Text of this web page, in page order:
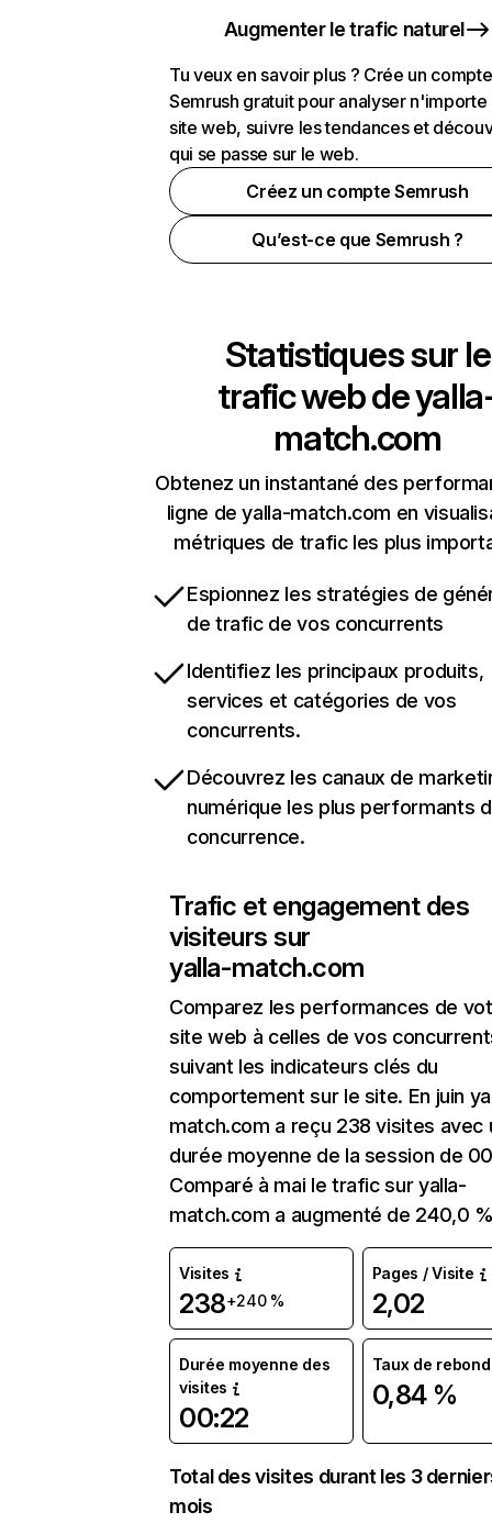
Augmenter le trafic naturel
Tu veux en savoir plus ? Crée un compte
Semrush gratuit pour analyser n'importe
site web, suivre les tendances et
qui se passe sur le web.
Créez un compte Semrush
Qu’est-ce que Semrush ?
Statistiques sur le
trafic web de
match.com
Obtenez un instantané des
ligne de yalla-match.com en
métriques de trafic les plus
Espionnez les stratégies de
de trafic de vos concurrents
Identifiez les principaux produits,
services et catégories de vos
concurrents.
Découvrez les canaux de
numérique les plus performants
concurrence.
Trafic et engagement des
visiteurs sur
yalla-match.com
Comparez les performances de
site web à celles de vos
suivant les indicateurs clés du
comportement sur le site. En juin
match.com a reçu 238 visites avec
durée moyenne de la session de
Comparé à mai le trafic sur yalla-
match.com a augmenté de 240,0
Visites
238+240 %
Pages / Visite
2,02
Durée moyenne des
visites
00:22
Taux de rebond
0,84 %
Total des visites durant les 3
mois